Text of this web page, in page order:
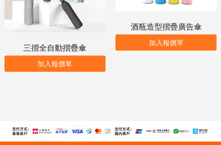
三摺全自動摺疊傘
加入報價單
酒瓶造型摺疊廣告傘
加入報價單